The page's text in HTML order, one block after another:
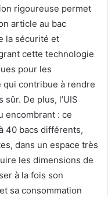
rigoureuse permet
article au bac
la sécurité et
cette technologie
pour les
contribue à rendre
De plus, l’UIS
encombrant : ce
40 bacs différents,
dans un espace très
les dimensions de
à la fois son
sa consommation